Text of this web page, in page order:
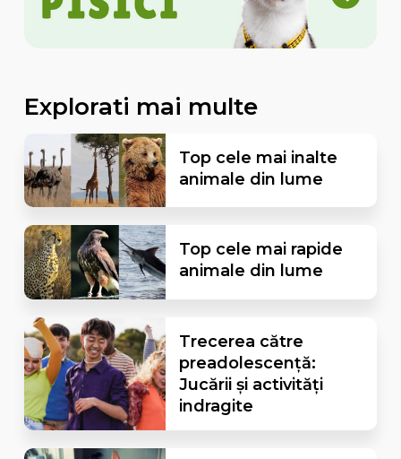
Explorati mai multe
Top cele mai inalte
animale din lume
Top cele mai rapide
animale din lume
Trecerea către
preadolescență:
Jucării și activități
indragite